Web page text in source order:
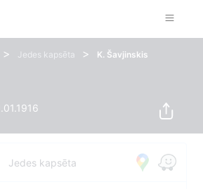
> Jedes kapsēta > K. Šavjinskis
Jedes kapsēta